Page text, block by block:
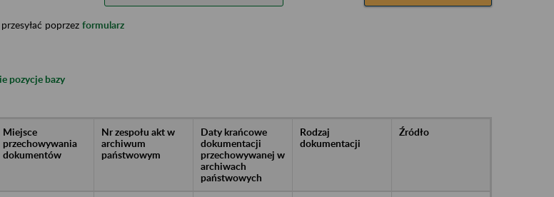
poprzez formularz
pozycje bazy
Miejsce
przechowywania
dokumentów
Nr zespołu akt w
archiwum
państwowym
Daty krańcowe
dokumentacji
przechowywanej w
archiwach
państwowych
Rodzaj
dokumentacji
Źródło